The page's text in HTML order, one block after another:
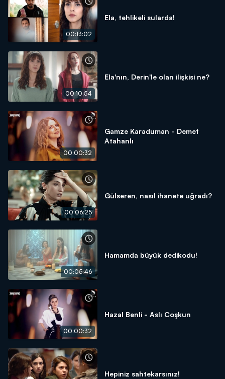
00:13:02
Ela, tehlikeli sularda!
00:10:54
Ela'nın, Derin'le olan ilişkisi ne?
00:00:32
Gamze Karaduman - Demet
Atahanlı
00:06:25
Gülseren, nasıl ihanete uğradı?
00:05:46
Hamamda büyük dedikodu!
00:00:32
Hazal Benli - Aslı Coşkun
Hepiniz sahtekarsınız!